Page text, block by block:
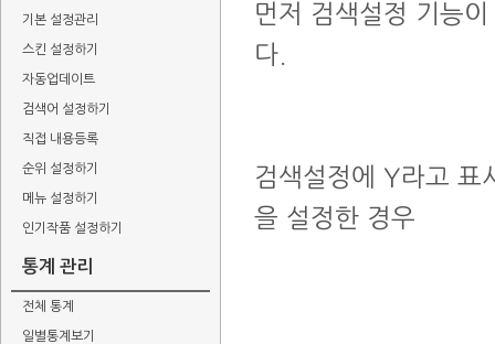
기본 설정관리
스킨 설정하기
자동업데이트
검색어 설정하기
직접 내용등록
순위 설정하기
메뉴 설정하기
인기작품 설정하기
통계 관리
전체 통계
일별통계보기
먼저 검색설정 기능
다.
검색설정에 Y라고 표
을 설정한 경우